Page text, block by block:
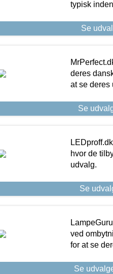
typisk
Se
deres
at se deres
Se
hvor de
udvalg.
Se
ved
for at se
Se